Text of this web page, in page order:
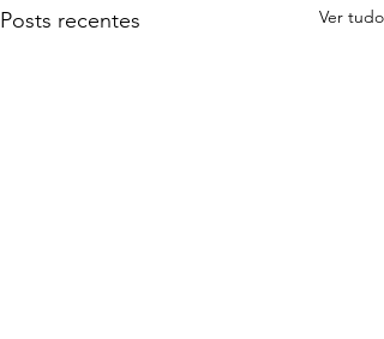
Posts recentes Ver tudo